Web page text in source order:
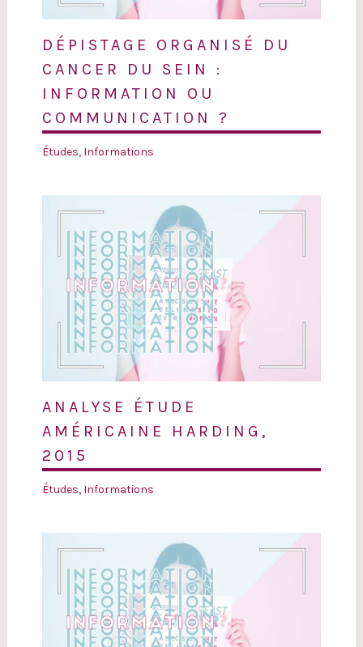
DÉPISTAGE ORGANISÉ DU
CANCER DU SEIN :
INFORMATION OU
COMMUNICATION ?
Études, Informations
ANALYSE ÉTUDE
AMÉRICAINE HARDING,
2015
Études, Informations